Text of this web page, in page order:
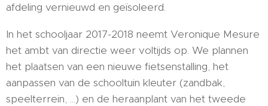
afdeling vernieuwd en geïsoleerd.
In het schooljaar 2017-2018 neemt Veronique Mesure
het ambt van directie weer voltijds op. We plannen
het plaatsen van een nieuwe fietsenstalling, het
aanpassen van de schooltuin kleuter (zandbak,
speelterrein, ...) en de heraanplant van het tweede